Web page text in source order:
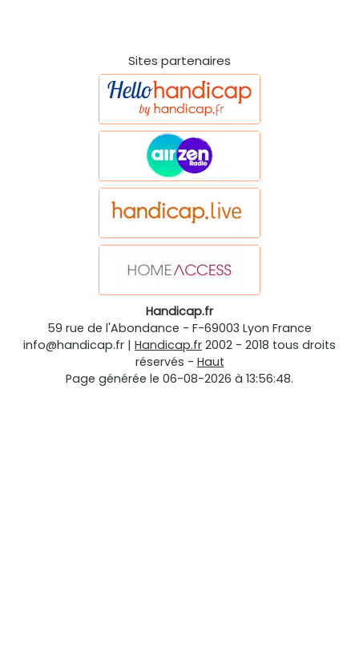
Sites partenaires
Handicap.fr
59 rue de l'Abondance - F-69003 Lyon France
info@handicap.fr | Handicap.fr 2002 - 2018 tous droits
réservés - Haut
Page générée le 06-08-2026 à 13:56:48.